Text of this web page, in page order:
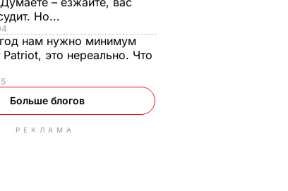
Но...
нам нужно минимум
Patriot, это нереально. Что
Больше блогов
РЕКЛАМА